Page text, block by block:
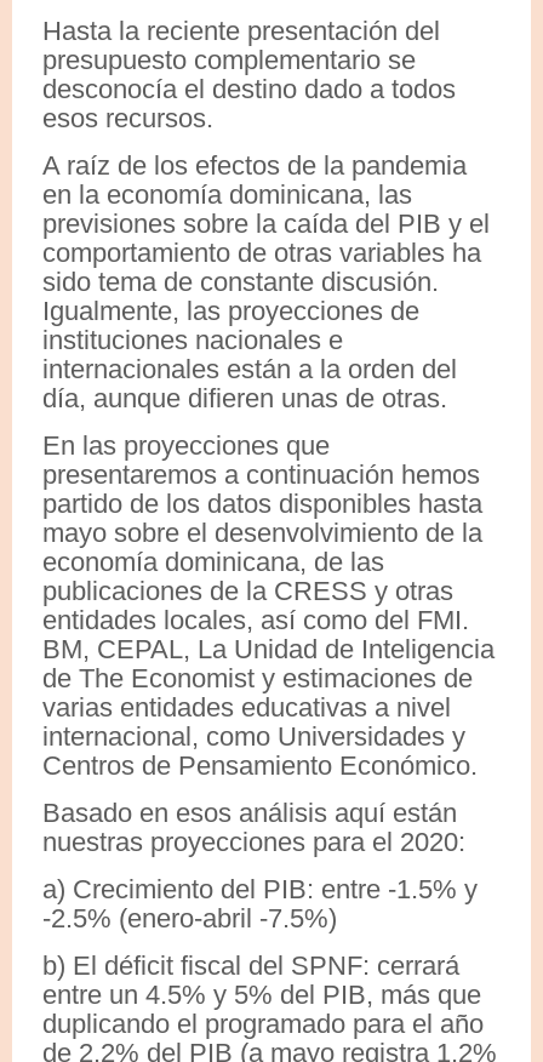
Hasta la reciente presentación del
presupuesto complementario se
desconocía el destino dado a todos
esos recursos.
A raíz de los efectos de la pandemia
en la economía dominicana, las
previsiones sobre la caída del PIB y el
comportamiento de otras variables ha
sido tema de constante discusión.
Igualmente, las proyecciones de
instituciones nacionales e
internacionales están a la orden del
día, aunque difieren unas de otras.
En las proyecciones que
presentaremos a continuación hemos
partido de los datos disponibles hasta
mayo sobre el desenvolvimiento de la
economía dominicana, de las
publicaciones de la CRESS y otras
entidades locales, así como del FMI.
BM, CEPAL, La Unidad de Inteligencia
de The Economist y estimaciones de
varias entidades educativas a nivel
internacional, como Universidades y
Centros de Pensamiento Económico.
Basado en esos análisis aquí están
nuestras proyecciones para el 2020:
a) Crecimiento del PIB: entre -1.5% y
-2.5% (enero-abril -7.5%)
b) El déficit fiscal del SPNF: cerrará
entre un 4.5% y 5% del PIB, más que
duplicando el programado para el año
de 2.2% del PIB (a mayo registra 1.2%